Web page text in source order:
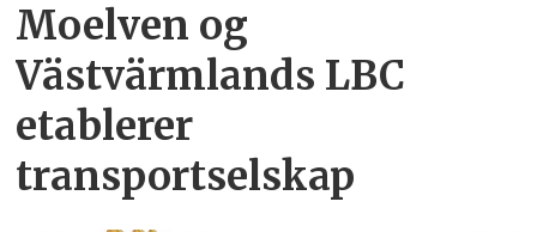
Moelven og
Västvärmlands LBC
etablerer
transportselskap